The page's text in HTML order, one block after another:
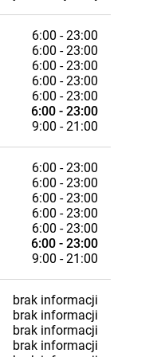
6:00 - 23:00
6:00 - 23:00
6:00 - 23:00
6:00 - 23:00
6:00 - 23:00
6:00 - 23:00
9:00 - 21:00
6:00 - 23:00
6:00 - 23:00
6:00 - 23:00
6:00 - 23:00
6:00 - 23:00
6:00 - 23:00
9:00 - 21:00
brak informacji
brak informacji
brak informacji
brak informacji